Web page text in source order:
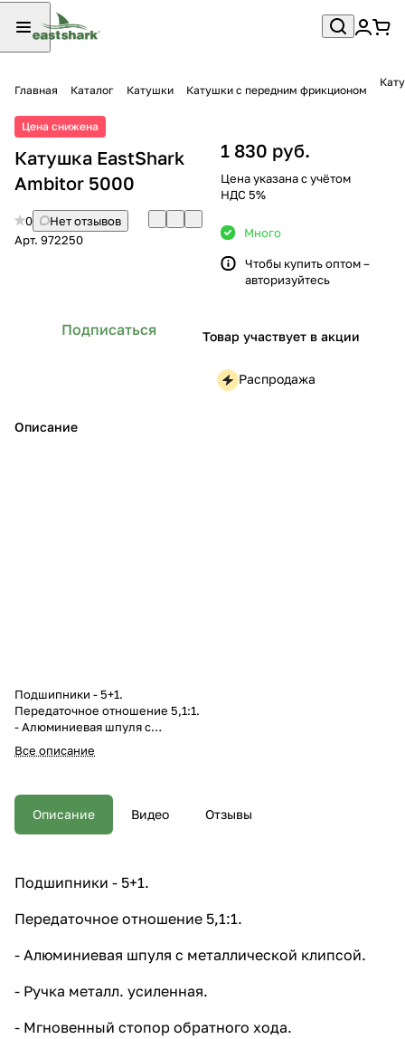
Главная Каталог Катушки Катушки с передним фрикционом
Цена снижена
Катушка EastShark
Ambitor 5000
0
Нет отзывов
Арт. 972250
Подписаться
Описание
Подшипники - 5+1.
Передаточное отношение 5,1:1.
- Алюминиевая шпуля с
металлической клипсой. - Ручка
металл. усиленная. -
хода. - Передний фрикционный
тормоз. - Компьютерная
балансировка облегченного
2000 0,205-300 0,235-220
300 0,285-200 0,330-150 270 гр.
0,370-160 278 гр. 5000 0,370-
6000 0,405-240 0,435-210
0,470-175 385 гр.
Все описание
1 830 руб.
Цена указана с учётом
НДС 5%
Много
Чтобы купить оптом –
авторизуйтесь
Товар участвует в акции
Распродажа
Описание Видео Отзывы
Подшипники - 5+1.
Передаточное отношение 5,1:1.
- Алюминиевая шпуля с металлической клипсой.
- Ручка металл. усиленная.
- Мгновенный стопор обратного хода.